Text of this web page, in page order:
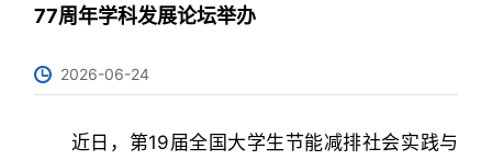
77周年学科发展论坛举办
2026-06-24
近日，第19届全国大学生节能减排社会实践与